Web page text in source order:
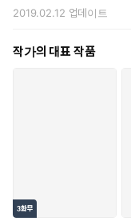
2019.02.12 업데이트
작가의 대표 작품